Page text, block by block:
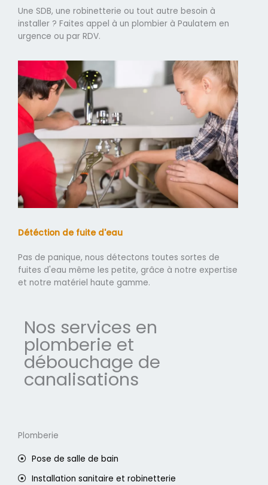
Une SDB, une robinetterie ou tout autre besoin à
installer ? Faites appel à un plombier à Paulatem en
urgence ou par RDV.
Détéction de fuite d'eau
Pas de panique, nous détectons toutes sortes de
fuites d'eau même les petite, grâce à notre expertise
et notre matériel haute gamme.
Nos services en
plomberie et
débouchage de
canalisations
Plomberie
Pose de salle de bain
Installation sanitaire et robinetterie